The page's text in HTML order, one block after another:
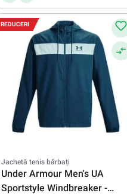
REDUCERI
Jachetă tenis bărbați
Under Armour Men's UA
Sportstyle Windbreaker -